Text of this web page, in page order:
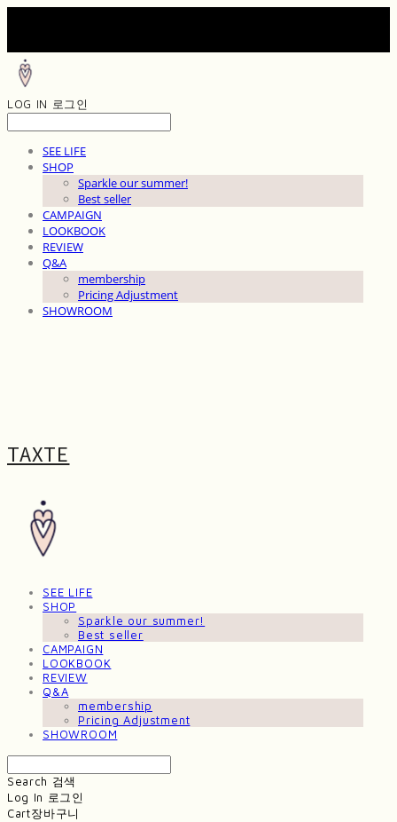
LOG IN 로그인
SEE LIFE
SHOP
Sparkle our summer!
Best seller
CAMPAIGN
LOOKBOOK
REVIEW
Q&A
membership
Pricing Adjustment
SHOWROOM
TAXTE
SEE LIFE
SHOP
Sparkle our summer!
Best seller
CAMPAIGN
LOOKBOOK
REVIEW
Q&A
membership
Pricing Adjustment
SHOWROOM
Search 검색
Log In 로그인
Cart장바구니